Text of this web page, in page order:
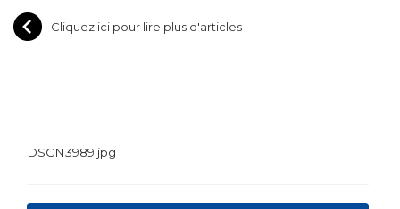
Cliquez ici pour lire plus d'articles
DSCN3989.jpg